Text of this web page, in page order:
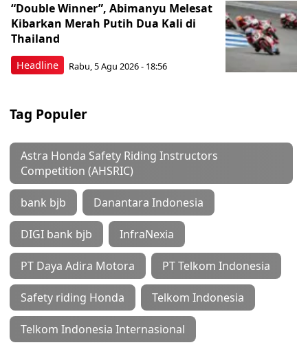
Headline
“Double Winner”, Abimanyu Melesat
Kibarkan Merah Putih Dua Kali di
Thailand
Rabu, 5 Agu 2026 - 18:56
Tag Populer
Astra Honda Safety Riding Instructors
Competition (AHSRIC)
bank bjb Danantara Indonesia
DIGI bank bjb InfraNexia
PT Daya Adira Motora PT Telkom Indonesia
Safety riding Honda Telkom Indonesia
Telkom Indonesia Internasional